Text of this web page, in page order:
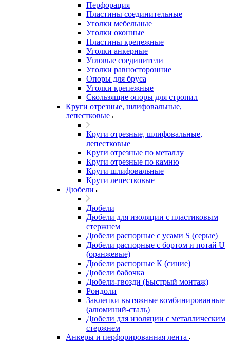
Перфорация
Пластины соединительные
Уголки мебельные
Уголки оконные
Пластины крепежные
Уголки анкерные
Угловые соединители
Уголки равносторонние
Опоры для бруса
Уголки крепежные
Скользящие опоры для стропил
Круги отрезные, шлифовальные,
лепестковые
Круги отрезные, шлифовальные,
лепестковые
Круги отрезные по металлу
Круги отрезные по камню
Круги шлифовальные
Круги лепестковые
Дюбели
Дюбели
Дюбели для изоляции с пластиковым
стержнем
Дюбели распорные с усами S (серые)
Дюбели распорные c бортом и потай U
(оранжевые)
Дюбели распорные К (синие)
Дюбели бабочка
Дюбели-гвозди (Быстрый монтаж)
Рондоли
Заклепки вытяжные комбинированные
(алюминий-сталь)
Дюбели для изоляции с металлическим
стержнем
Анкеры и перфорированная лента